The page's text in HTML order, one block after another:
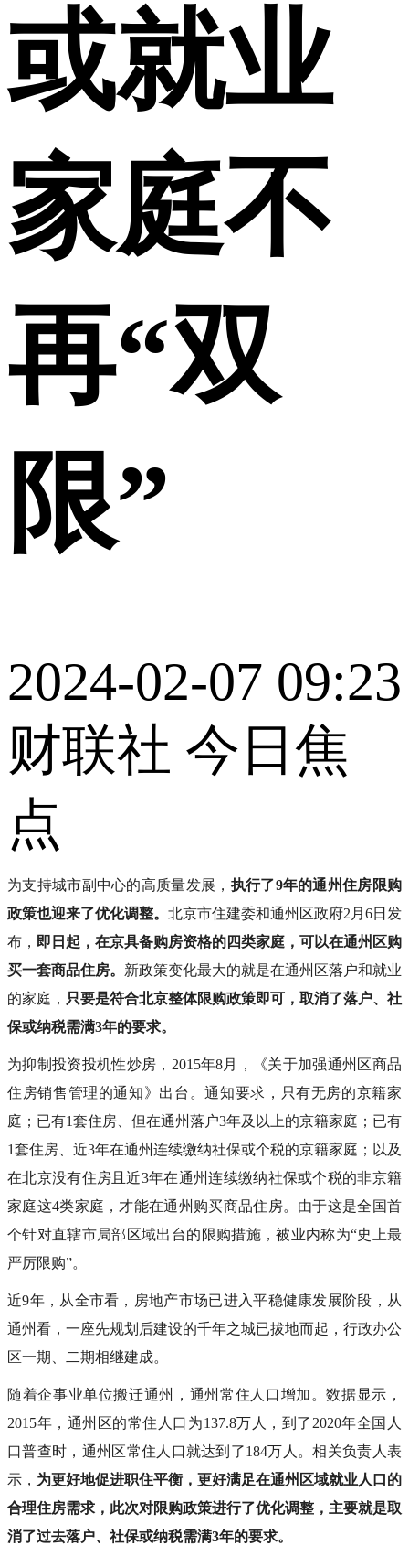
或就业
家庭不
再“双
限”
2024-02-07 09:23
财联社 今日焦
点
为支持城市副中心的高质量发展， 执行了9年的通州住房限购
政策也迎来了优化调整。 北京市住建委和通州区政府2月6日发
布， 即日起，在京具备购房资格的四类家庭，可以在通州区购
买一套商品住房。 新政策变化最大的就是在通州区落户和就业
的家庭， 只要是符合北京整体限购政策即可，取消了落户、社
保或纳税需满3年的要求。
为抑制投资投机性炒房，2015年8月，《关于加强通州区商品
住房销售管理的通知》出台。通知要求，只有无房的京籍家
庭；已有1套住房、但在通州落户3年及以上的京籍家庭；已有
1套住房、近3年在通州连续缴纳社保或个税的京籍家庭；以及
在北京没有住房且近3年在通州连续缴纳社保或个税的非京籍
家庭这4类家庭，才能在通州购买商品住房。由于这是全国首
个针对直辖市局部区域出台的限购措施，被业内称为“史上最
严厉限购”。
近9年，从全市看，房地产市场已进入平稳健康发展阶段，从
通州看，一座先规划后建设的千年之城已拔地而起，行政办公
区一期、二期相继建成。
随着企事业单位搬迁通州，通州常住人口增加。数据显示，
2015年，通州区的常住人口为137.8万人，到了2020年全国人
口普查时，通州区常住人口就达到了184万人。相关负责人表
示， 为更好地促进职住平衡，更好满足在通州区域就业人口的
合理住房需求，此次对限购政策进行了优化调整，主要就是取
消了过去落户、社保或纳税需满3年的要求。